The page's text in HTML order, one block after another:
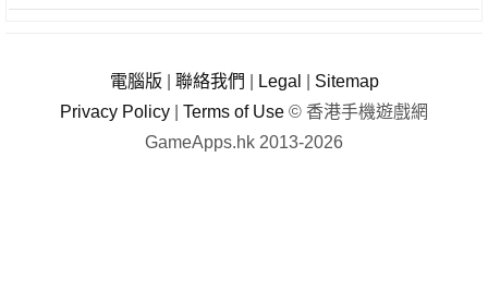
電腦版 聯絡我們 Legal
Sitemap
Privacy Policy
Terms of Use © 香港手機遊戲網
GameApps.hk 2013-2026